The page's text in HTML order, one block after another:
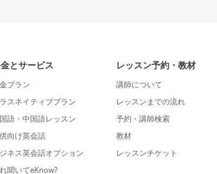
とサービス
プラン
スネイティブプラン
語・中国語レッスン
向け英会話
ネス英会話オプション
聞いてeKnow?
レッスン予約・教材
講師について
レッスンまでの流れ
予約・講師検索
教材
レッスンチケット